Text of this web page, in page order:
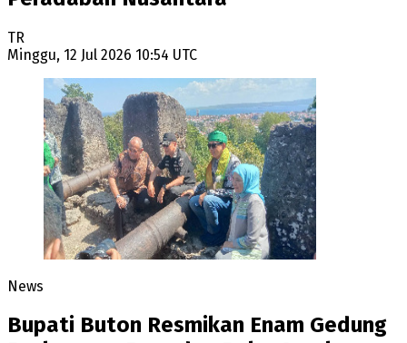
TR
Minggu, 12 Jul 2026 10:54 UTC
News
Bupati Buton Resmikan Enam Gedung